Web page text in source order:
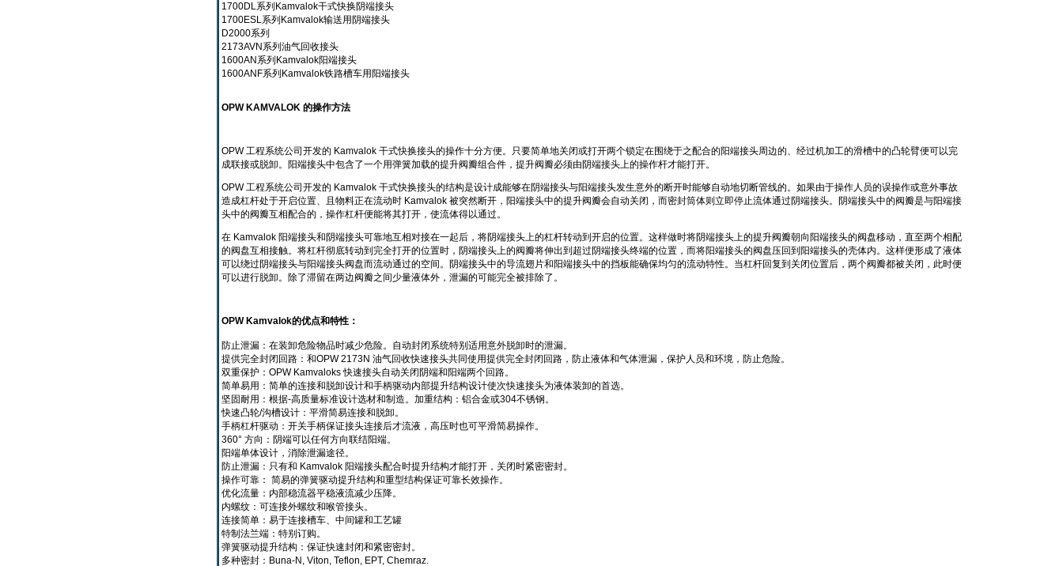
1700DL系列Kamvalok干式快换阴端接头
1700ESL系列Kamvalok输送用阴端接头
D2000系列
2173AVN系列油气回收接头
1600AN系列Kamvalok阳端接头
1600ANF系列Kamvalok铁路槽车用阳端接头
OPW KAMVALOK 的操作方法
OPW 工程系统公司开发的 Kamvalok 干式快换接头的操作十分方便。只要简单地关闭或打开两个锁定在围绕于之配合的阳端接头周边的、经过机加工的滑槽中的凸轮臂便可以完
成联接或脱卸。阳端接头中包含了一个用弹簧加载的提升阀瓣组合件，提升阀瓣必须由阴端接头上的操作杆才能打开。
OPW 工程系统公司开发的 Kamvalok 干式快换接头的结构是设计成能够在阴端接头与阳端接头发生意外的断开时能够自动地切断管线的。如果由于操作人员的误操作或意外事故
造成杠杆处于开启位置、且物料正在流动时 Kamvalok 被突然断开，阳端接头中的提升阀瓣会自动关闭，而密封筒体则立即停止流体通过阴端接头。阴端接头中的阀瓣是与阳端接
头中的阀瓣互相配合的，操作杠杆便能将其打开，使流体得以通过。
在 Kamvalok 阳端接头和阴端接头可靠地互相对接在一起后，将阴端接头上的杠杆转动到开启的位置。这样做时将阴端接头上的提升阀瓣朝向阳端接头的阀盘移动，直至两个相配
的阀盘互相接触。将杠杆彻底转动到完全打开的位置时，阴端接头上的阀瓣将伸出到超过阴端接头终端的位置，而将阳端接头的阀盘压回到阳端接头的壳体内。这样便形成了液体
可以绕过阴端接头与阳端接头阀盘而流动通过的空间。阴端接头中的导流翅片和阳端接头中的挡板能确保均匀的流动特性。当杠杆回复到关闭位置后，两个阀瓣都被关闭，此时便
可以进行脱卸。除了滞留在两边阀瓣之间少量液体外，泄漏的可能完全被排除了。
OPW Kamvalok的优点和特性：
防止泄漏：在装卸危险物品时减少危险。自动封闭系统特别适用意外脱卸时的泄漏。
提供完全封闭回路：和OPW 2173N 油气回收快速接头共同使用提供完全封闭回路，防止液体和气体泄漏，保护人员和环境，防止危险。
双重保护：OPW Kamvaloks 快速接头自动关闭阴端和阳端两个回路。
简单易用：简单的连接和脱卸设计和手柄驱动内部提升结构设计使次快速接头为液体装卸的首选。
坚固耐用：根据-高质量标准设计选材和制造。加重结构：铝合金或304不锈钢。
快速凸轮/沟槽设计：平滑简易连接和脱卸。
手柄杠杆驱动：开关手柄保证接头连接后才流液，高压时也可平滑简易操作。
360° 方向：阴端可以任何方向联结阳端。
阳端单体设计，消除泄漏途径。
防止泄漏：只有和 Kamvalok 阳端接头配合时提升结构才能打开，关闭时紧密密封。
操作可靠： 简易的弹簧驱动提升结构和重型结构保证可靠长效操作。
优化流量：内部稳流器平稳液流减少压降。
内螺纹：可连接外螺纹和喉管接头。
连接简单：易于连接槽车、中间罐和工艺罐
特制法兰端：特别订购。
弹簧驱动提升结构：保证快速封闭和紧密密封。
多种密封：Buna-N, Viton, Teflon, EPT, Chemraz.